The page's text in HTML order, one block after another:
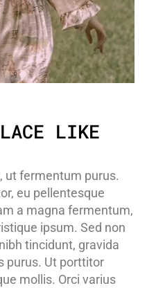
LIKE
ut fermentum purus.
eu pellentesque
a magna fermentum,
ipsum. Sed non
tincidunt, gravida
purus. Ut porttitor
mollis. Orci varius